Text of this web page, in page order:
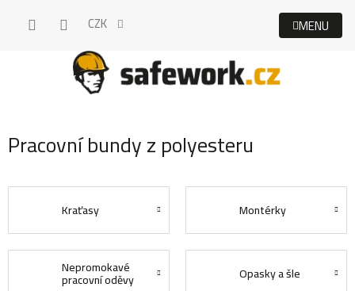
CZK
Pracovní bundy z polyesteru
Kraťasy Montérky
Nepromokavé
pracovní oděvy Opasky a šle